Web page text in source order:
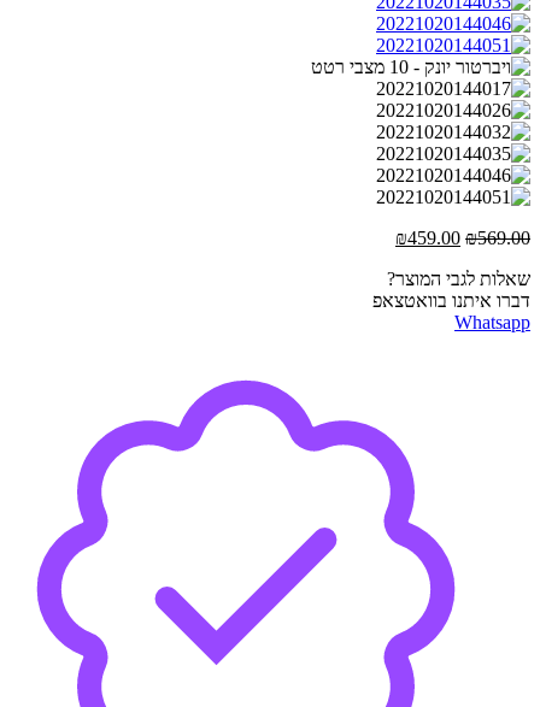
₪569.00
המחיר
היה:
₪569.00.
₪459.00
הוא:
₪459.00.
שאלות לגבי המוצר?
דברו איתנו בוואטצאפ
Whatsapp